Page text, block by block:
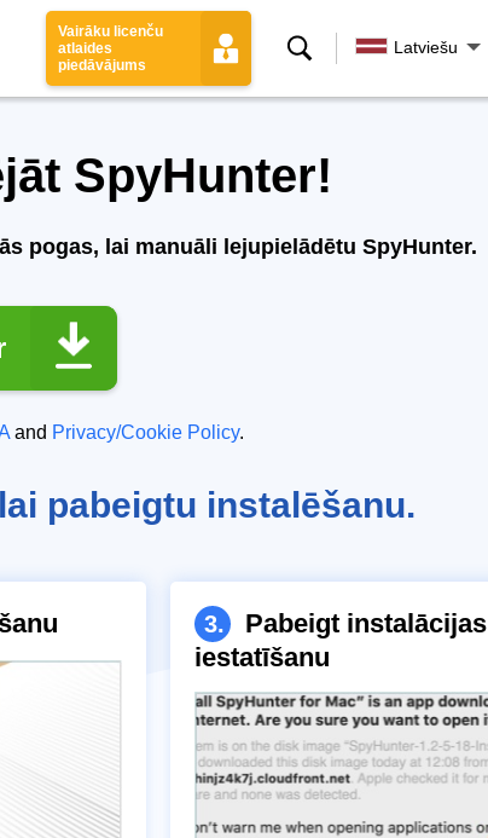
Vairāku licenču
atlaides
piedāvājums
Meklēt Latviešu
SpyHunter!
pogas, lai manuāli lejupielādētu SpyHunter.
and Privacy/Cookie Policy.
pabeigtu instalēšanu.
3.
Pabeigt instalācijas
iestatīšanu